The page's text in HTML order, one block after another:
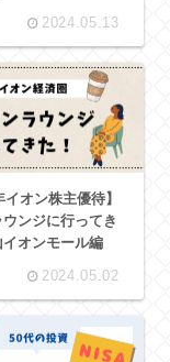
2024.05.13
イオン株主優待】
ンジに行ってき
オンモール編
2024.05.02